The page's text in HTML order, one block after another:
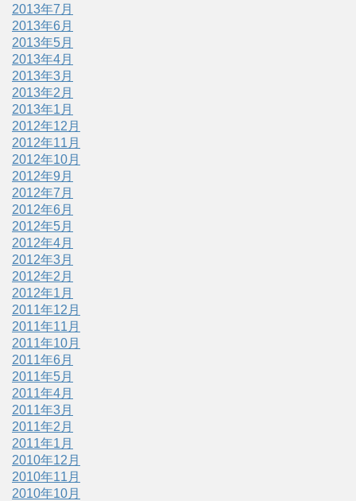
2013年7月
2013年6月
2013年5月
2013年4月
2013年3月
2013年2月
2013年1月
2012年12月
2012年11月
2012年10月
2012年9月
2012年7月
2012年6月
2012年5月
2012年4月
2012年3月
2012年2月
2012年1月
2011年12月
2011年11月
2011年10月
2011年6月
2011年5月
2011年4月
2011年3月
2011年2月
2011年1月
2010年12月
2010年11月
2010年10月